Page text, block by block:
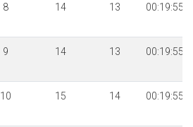
8 14 13 00:19:55
9 14 13 00:19:55
10 15 14 00:19:55